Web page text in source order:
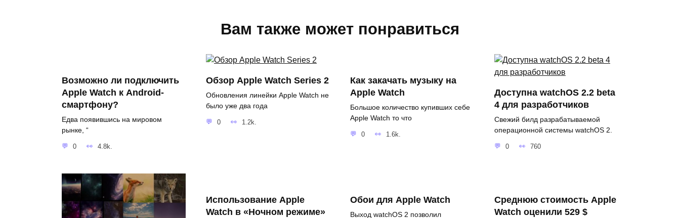
Вам также может понравиться
Возможно ли подключить
Apple Watch к Android-
смартфону?
Едва появившись на мировом
рынке, “
0 4.8k.
Обзор Apple Watch Series 2
Обновления линейки Apple Watch не
было уже два года
0 1.2k.
Как закачать музыку на
Apple Watch
Большое количество купивших себе
Apple Watch то что
0 1.6k.
Доступна watchOS 2.2 beta
4 для разработчиков
Свежий билд разрабатываемой
операционной системы watchOS 2.
0 760
Использование Apple
Watch в «Ночном режиме»
Обои для Apple Watch
Выход watchOS 2 позволил
Среднюю стоимость Apple
Watch оценили 529 $